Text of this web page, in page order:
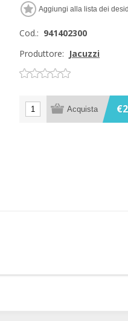
Cod.: 941402300
Produttore: Jacuzzi